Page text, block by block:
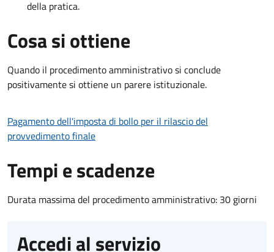
della pratica.
Cosa si ottiene
Quando il procedimento amministrativo si conclude
positivamente si ottiene un parere istituzionale.
Pagamento dell'imposta di bollo per il rilascio del
provvedimento finale
Tempi e scadenze
Durata massima del procedimento amministrativo: 30 giorni
Accedi al servizio